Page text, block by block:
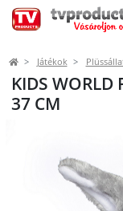
Játékok
KIDS WORLD
37 CM